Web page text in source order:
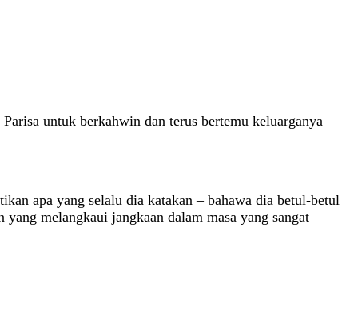
untuk berkahwin dan terus bertemu keluarganya
apa yang selalu dia katakan – bahawa dia betul-betul
melangkaui jangkaan dalam masa yang sangat